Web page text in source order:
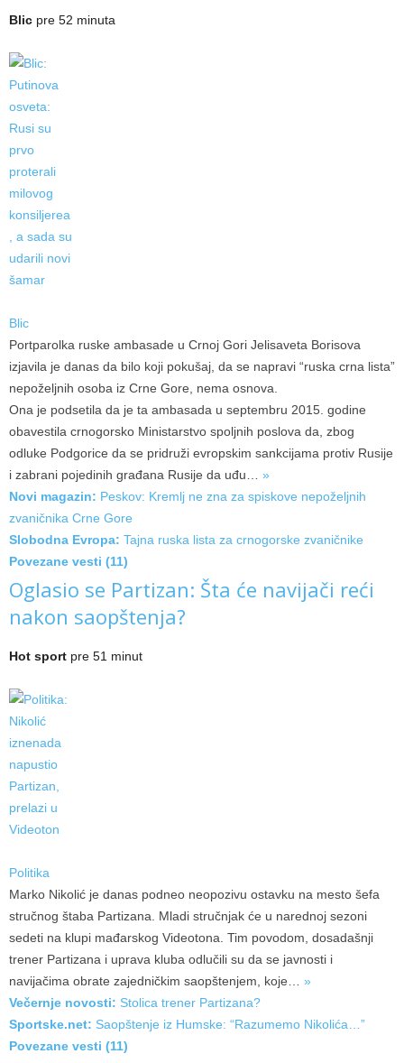
Blic pre 52 minuta
Blic
Portparolka ruske ambasade u Crnoj Gori Jelisaveta Borisova
izjavila je danas da bilo koji pokušaj, da se napravi “ruska crna lista”
nepoželjnih osoba iz Crne Gore, nema osnova.
Ona je podsetila da je ta ambasada u septembru 2015. godine
obavestila crnogorsko Ministarstvo spoljnih poslova da, zbog
odluke Podgorice da se pridruži evropskim sankcijama protiv Rusije
i zabrani pojedinih građana Rusije da uđu… »
Novi magazin: Peskov: Kremlj ne zna za spiskove nepoželjnih
zvaničnika Crne Gore
Slobodna Evropa: Tajna ruska lista za crnogorske zvaničnike
Povezane vesti (11)
Oglasio se Partizan: Šta će navijači reći
nakon saopštenja?
Hot sport pre 51 minut
Politika
Marko Nikolić je danas podneo neopozivu ostavku na mesto šefa
stručnog štaba Partizana. Mladi stručnjak će u narednoj sezoni
sedeti na klupi mađarskog Videotona. Tim povodom, dosadašnji
trener Partizana i uprava kluba odlučili su da se javnosti i
navijačima obrate zajedničkim saopštenjem, koje… »
Večernje novosti: Stolica trener Partizana?
Sportske.net: Saopštenje iz Humske: “Razumemo Nikolića…”
Povezane vesti (11)